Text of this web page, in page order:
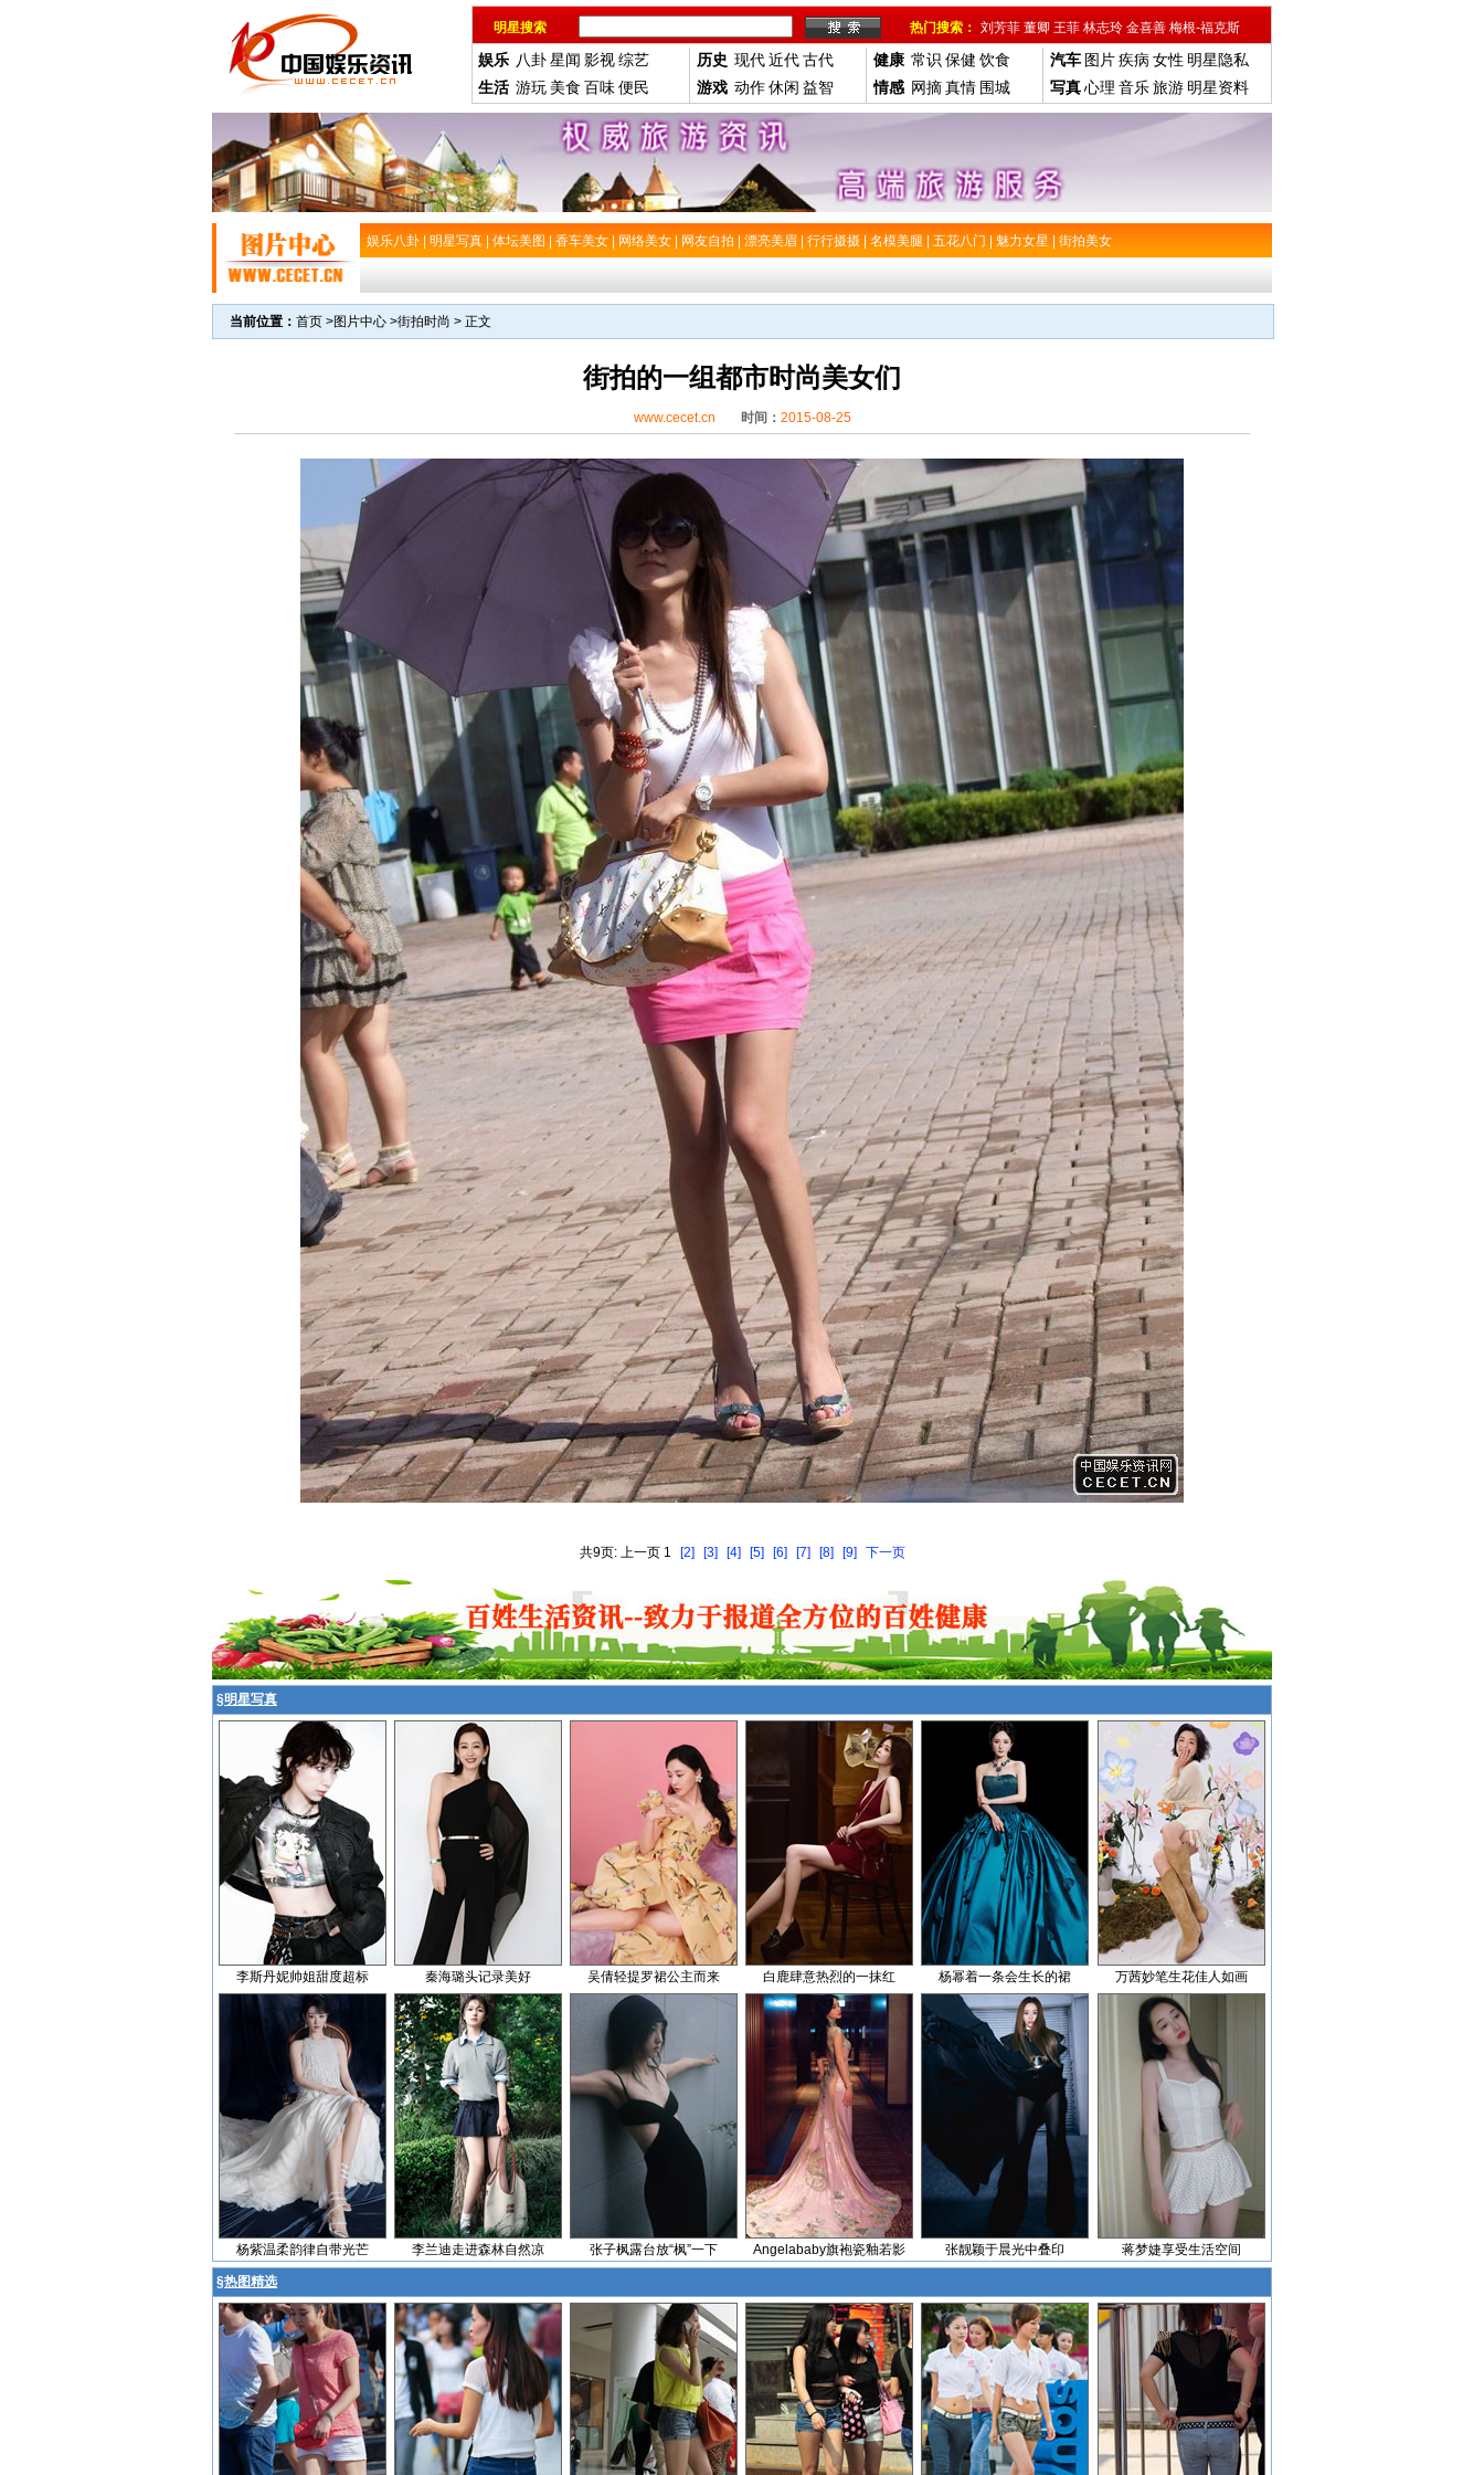
明星搜索 热门搜索： 刘芳菲 董卿 王菲 林志玲 金喜善 梅根-福克斯
娱乐 八卦星闻 影视综艺
生活 游玩 美食 百味便民
历史 现代近代古代
游戏 动作休闲 益智
健康 常识 保健 饮食
情感 网摘真情 围城
汽车 图片疾病 女性 明星隐私
写真心理 音乐旅游 明星资料
娱乐八卦 明星写真 体坛美图 香车美女 网络美女 网友自拍 漂亮美眉 行行摄摄 名模美腿 五花八门 魅力女星 街拍美女
当前位置： 首页 >图片中心 >街拍时尚 > 正文
街拍的一组都市时尚美女们
www.cecet.cn 时间： 2015-08-25
共9页: 上一页 1 [2] [3] [4] [5] [6] [7] [8] [9] 下一页
§明星写真
李斯丹妮帅姐甜度超标 秦海璐头记录美好 吴倩轻提罗裙公主而来 白鹿肆意热烈的一抹红 杨幂着一条会生长的裙 万茜妙笔生花佳人如画
杨紫温柔韵律自带光芒 李兰迪走进森林自然凉 张子枫露台放“枫”一下 Angelababy旗袍瓷釉若影 张靓颖于晨光中叠印 蒋梦婕享受生活空间
§热图精选